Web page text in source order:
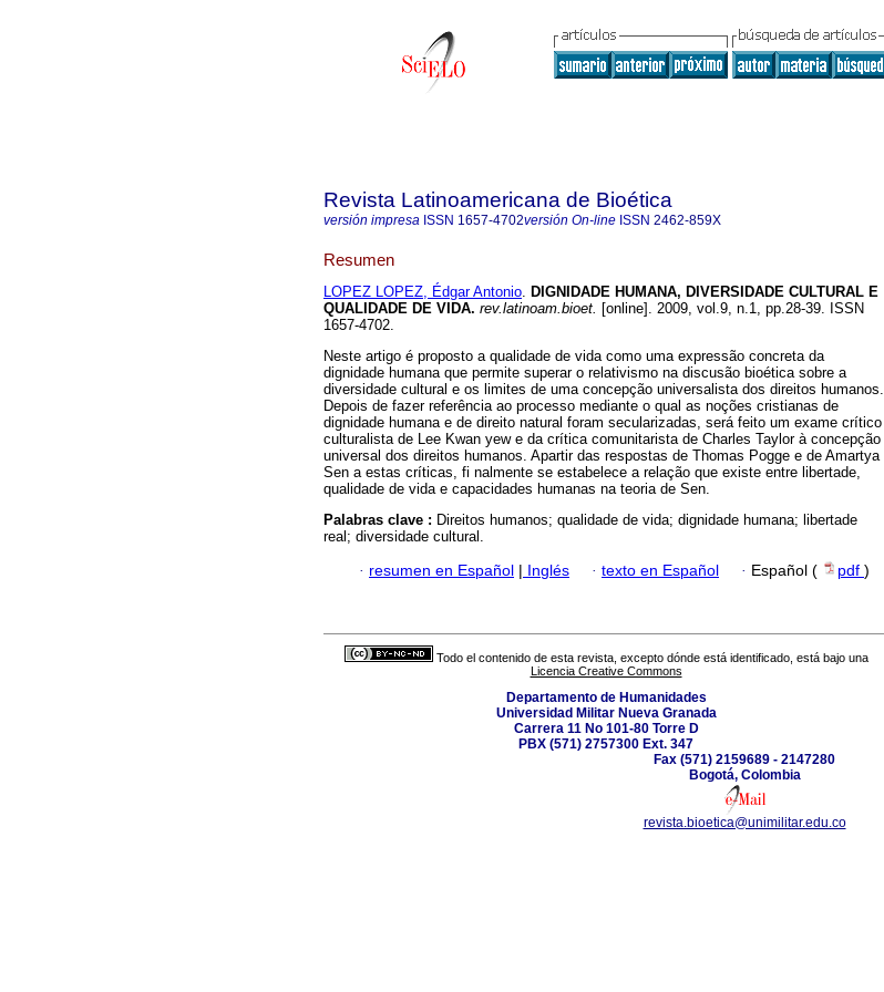
Revista Latinoamericana de Bioética
versión impresa ISSN 1657-4702versión On-line ISSN 2462-859X
Resumen
LOPEZ LOPEZ, Édgar Antonio. DIGNIDADE HUMANA, DIVERSIDADE CULTURAL E
QUALIDADE DE VIDA. rev.latinoam.bioet. [online]. 2009, vol.9, n.1, pp.28-39. ISSN
1657-4702.
Neste artigo é proposto a qualidade de vida como uma expressão concreta da
dignidade humana que permite superar o relativismo na discusão bioética sobre a
diversidade cultural e os limites de uma concepção universalista dos direitos humanos.
Depois de fazer referência ao processo mediante o qual as noções cristianas de
dignidade humana e de direito natural foram secularizadas, será feito um exame crítico
culturalista de Lee Kwan yew e da crítica comunitarista de Charles Taylor à concepção
universal dos direitos humanos. Apartir das respostas de Thomas Pogge e de Amartya
Sen a estas críticas, fi nalmente se estabelece a relação que existe entre libertade,
qualidade de vida e capacidades humanas na teoria de Sen.
Palabras clave : Direitos humanos; qualidade de vida; dignidade humana; libertade
real; diversidade cultural.
· resumen en Español | Inglés · texto en Español · Español ( pdf )
Todo el contenido de esta revista, excepto dónde está identificado, está bajo una
Licencia Creative Commons
Departamento de Humanidades
Universidad Militar Nueva Granada
Carrera 11 No 101-80 Torre D
PBX (571) 2757300 Ext. 347
Fax (571) 2159689 - 2147280
Bogotá, Colombia
revista.bioetica@unimilitar.edu.co